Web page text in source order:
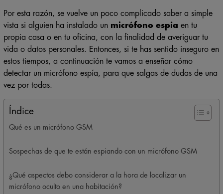
Por esta razón, se vuelve un poco complicado saber a simple
vista si alguien ha instalado un micrófono espía en tu
propia casa o en tu oficina, con la finalidad de averiguar tu
vida o datos personales. Entonces, si te has sentido inseguro en
estos tiempos, a continuación te vamos a enseñar cómo
detectar un micrófono espía, para que salgas de dudas de una
vez por todas.
Índice
Qué es un micrófono GSM
Sospechas de que te están espiando con un micrófono GSM
¿Qué aspectos debo considerar a la hora de localizar un
micrófono oculto en una habitación?